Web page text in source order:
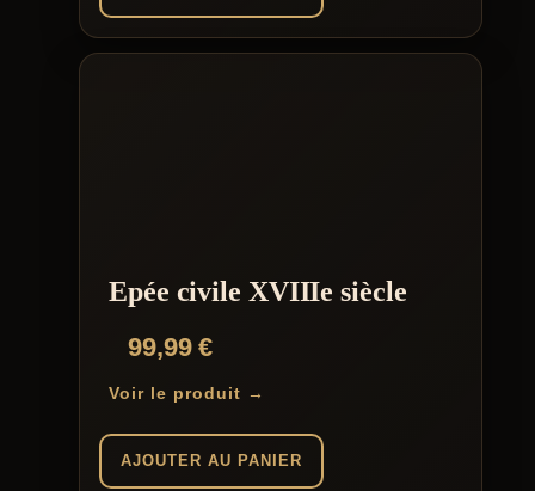
Epée civile XVIIIe siècle
99,99€
Voir le produit →
AJOUTER AU PANIER